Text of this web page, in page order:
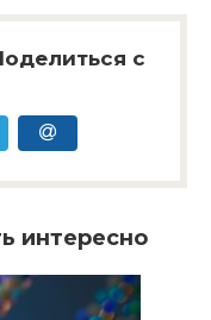
с
интересно